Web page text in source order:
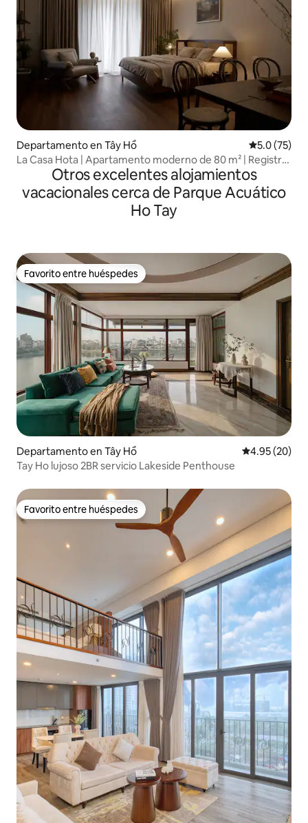
Departamento en Tây Hồ Calificación
5.0 (75)
La Casa Hota | Apartamento moderno de 80 m² | Registro
de entrada automático
Otros excelentes alojamientos
vacacionales cerca de Parque Acuático
Ho Tay
Favorito entre huéspedes
Favorito entre huéspedes
Departamento en Tây Hồ Calificación
4.95 (20)
Tay Ho lujoso 2BR servicio Lakeside Penthouse
Favorito entre huéspedes
Favorito entre huéspedes